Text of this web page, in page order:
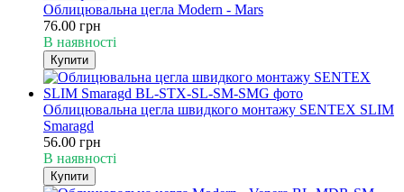
Облицювальна цегла Modern - Mars
76.00 грн
В наявності
Купити
Облицювальна цегла швидкого монтажу SENTEX SLIM
Smaragd
56.00 грн
В наявності
Купити